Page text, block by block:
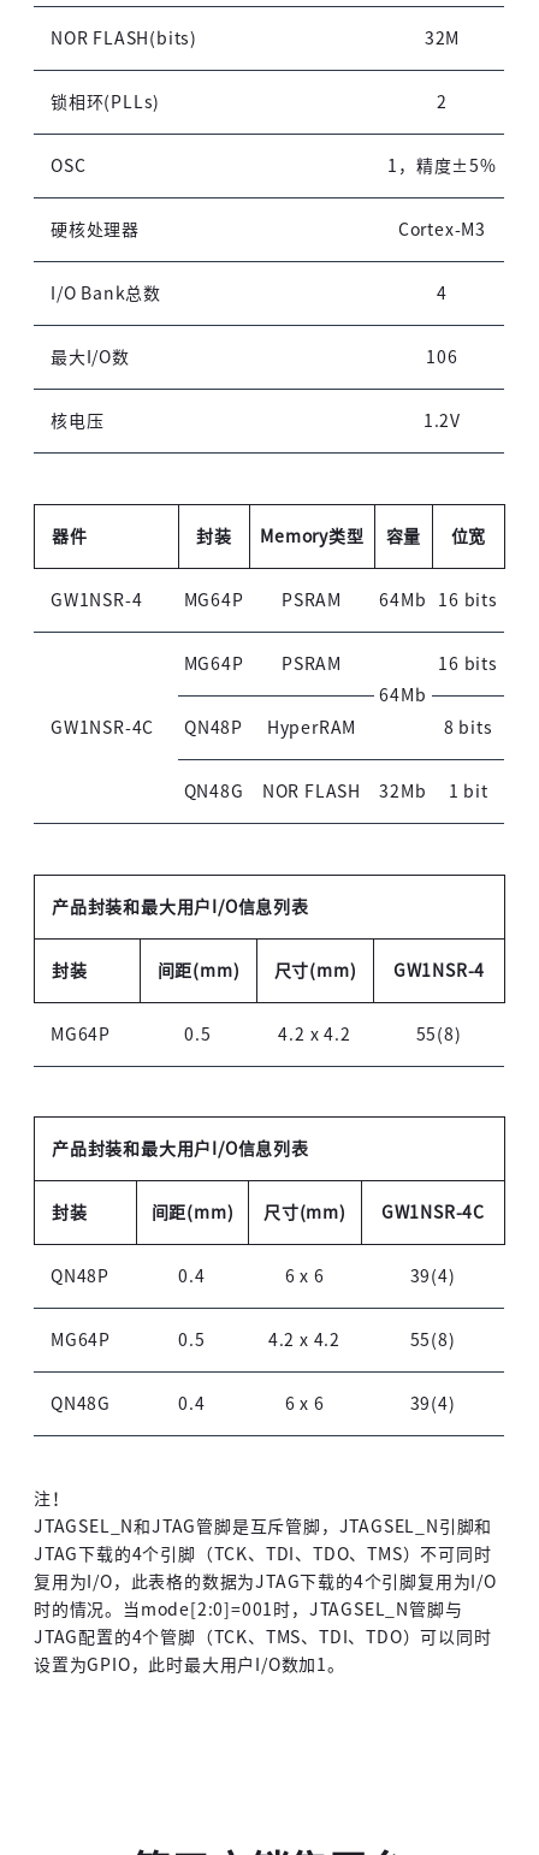
短信登录 账密登录
获取验证码
未注册手机登录时会自动创建新账号,我已阅读并
同意 服务协议 。
NOR FLASH(bits) 32M
锁相环(PLLs) 2
OSC 1，精度±5%
硬核处理器 Cortex-M3
I/O Bank总数 4
最大I/O数 106
核电压 1.2V
器件 封装 Memory类型 容量 位宽
GW1NSR-4 MG64P PSRAM 64Mb 16 bits
GW1NSR-4C
MG64P
PSRAM
64Mb
16 bits
QN48P HyperRAM 8 bits
QN48G NOR FLASH 32Mb 1 bit
产品封装和最大用户I/O信息列表
封装 间距(mm) 尺寸(mm) GW1NSR-4
MG64P 0.5 4.2 x 4.2 55(8)
产品封装和最大用户I/O信息列表
封装 间距(mm) 尺寸(mm) GW1NSR-4C
QN48P 0.4 6 x 6 39(4)
MG64P 0.5 4.2 x 4.2 55(8)
QN48G 0.4 6 x 6 39(4)
注！
JTAGSEL_N和JTAG管脚是互斥管脚，JTAGSEL_N引脚和
JTAG下载的4个引脚（TCK、TDI、TDO、TMS）不可同时
复用为I/O，此表格的数据为JTAG下载的4个引脚复用为I/O
时的情况。当mode[2:0]=001时，JTAGSEL_N管脚与
JTAG配置的4个管脚（TCK、TMS、TDI、TDO）可以同时
设置为GPIO，此时最大用户I/O数加1。